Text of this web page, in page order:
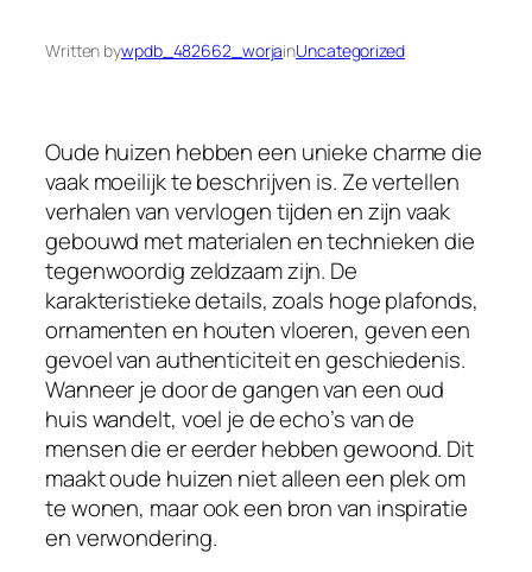
Written bywpdb_482662_worjainUncategorized
Oude huizen hebben een unieke charme die
vaak moeilijk te beschrijven is. Ze vertellen
verhalen van vervlogen tijden en zijn vaak
gebouwd met materialen en technieken die
tegenwoordig zeldzaam zijn. De
karakteristieke details, zoals hoge plafonds,
ornamenten en houten vloeren, geven een
gevoel van authenticiteit en geschiedenis.
Wanneer je door de gangen van een oud
huis wandelt, voel je de echo’s van de
mensen die er eerder hebben gewoond. Dit
maakt oude huizen niet alleen een plek om
te wonen, maar ook een bron van inspiratie
en verwondering.